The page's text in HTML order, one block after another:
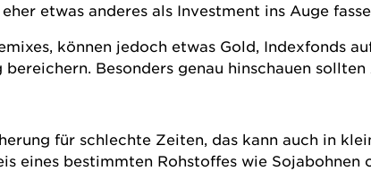
etwas anderes als Investment ins Auge
können jedoch etwas Gold, Indexfonds
Besonders genau hinschauen
für schlechte Zeiten, das kann auch in
eines bestimmten Rohstoffes wie